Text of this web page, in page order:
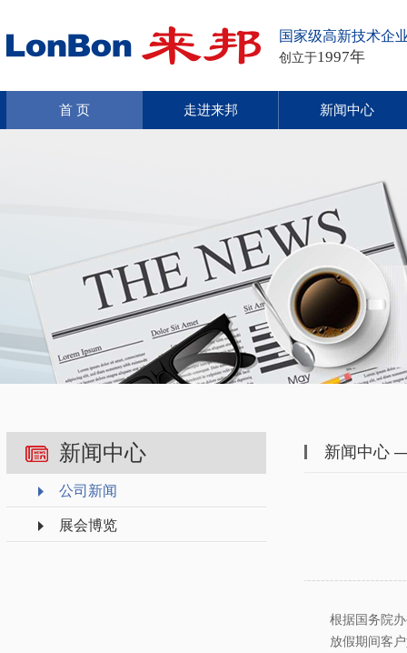
国家级高新技术企
创立于1997年
首 页 走进来邦 新闻中心
新闻中心
公司新闻
展会博览
新闻中心
根据国务院办
放假期间客户